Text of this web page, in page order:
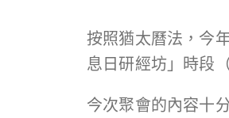
按照猶太曆法，今
息日研經坊」時段
今次聚會的內容十